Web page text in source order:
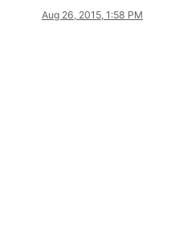
Aug 26, 2015, 1:58 PM